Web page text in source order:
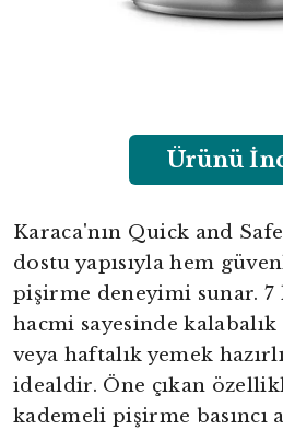
Ürünü
Karaca'nın Quick and
dostu yapısıyla hem
pişirme deneyimi sunar.
hacmi sayesinde
veya haftalık yemek
idealdir. Öne çıkan
kademeli pişirme basıncı